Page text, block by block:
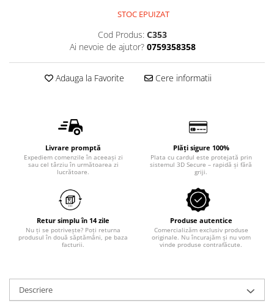
Dezinfectat toaleta
Detartrant toaleta
Odorizant toaleta
Produse curatenie casa
Solutie curatat geamuri
Solutie curatat podele
Solutie curatat mobila
Solutii dezinfectante
Odorizant camera
Solutie curatat covoare
Detergenti universani
Cristale Aspirator
Laveta magica
STOC EPUIZAT
Cod Produs: C353
Ai nevoie de ajutor? 0759358358
Adauga la Favorite Cere informatii
Livrare promptă
Expediem comenzile în aceeași zi
sau cel târziu în următoarea zi
lucrătoare.
Plăți sigure 100%
Plata cu cardul este protejată prin
sistemul 3D Secure – rapidă și fără
griji.
Retur simplu în 14 zile
Nu ți se potrivește? Poți returna
produsul în două săptămâni, pe baza
facturii.
Produse autentice
Comercializăm exclusiv produse
originale. Nu încurajăm și nu vom
vinde produse contrafăcute.
Descriere